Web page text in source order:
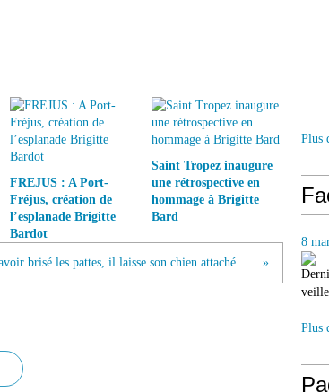
FREJUS : A Port-
Fréjus, création de
l’esplanade Brigitte
Bardot
Saint Tropez inaugure
une rétrospective en
hommage à Brigitte
Bard
Après lui avoir brisé les pattes, il laisse son chien attaché à un camion durant 10 jours sans nourriture
Plus
8
Plus